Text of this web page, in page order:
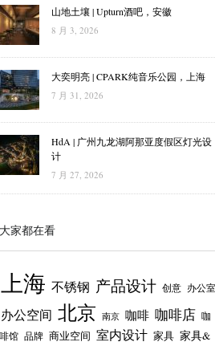
山地土壤 | Upturn酒吧，安徽
8 月 3, 2026
大奕明亮 | CPARK纯音乐公园，上海
7 月 31, 2026
HdA | 广州九龙湖阿那亚度假区灯光设
计
7 月 27, 2026
家都在看
上海 不锈钢 产品设计 创意 办公室
办公空间 北京 南京 咖啡 咖啡店 咖
馆 品牌 商业空间 室内设计 家具 家具&